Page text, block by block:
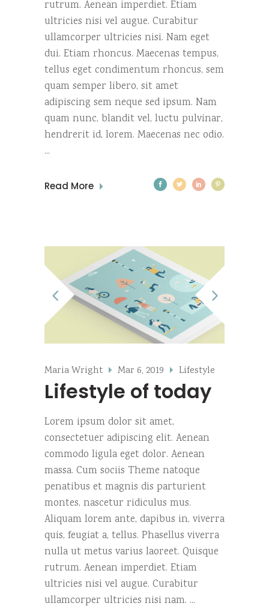
rutrum. Aenean imperdiet. Etiam
ultricies nisi vel augue. Curabitur
ullamcorper ultricies nisi. Nam eget
dui. Etiam rhoncus. Maecenas tempus,
tellus eget condimentum rhoncus, sem
quam semper libero, sit amet
adipiscing sem neque sed ipsum. Nam
quam nunc, blandit vel, luctu pulvinar,
hendrerit id, lorem. Maecenas nec odio.
Read More
Maria Wright Mar 6, 2019 Lifestyle
Lifestyle of today
Lorem ipsum dolor sit amet,
consectetuer adipiscing elit. Aenean
commodo ligula eget dolor. Aenean
massa. Cum sociis Theme natoque
penatibus et magnis dis parturient
montes, nascetur ridiculus mus.
Aliquam lorem ante, dapibus in, viverra
quis, feugiat a, tellus. Phasellus viverra
nulla ut metus varius laoreet. Quisque
rutrum. Aenean imperdiet. Etiam
ultricies nisi vel augue. Curabitur
ullamcorper ultricies nisi nam.